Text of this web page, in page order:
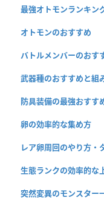
最強オトモンランキン
オトモンのおすすめ
バトルメンバーのおす
武器種のおすすめと組
防具装備の最強おすす
卵の効率的な集め方
レア卵周回のやり方・
生態ランクの効率的な
突然変異のモンスター